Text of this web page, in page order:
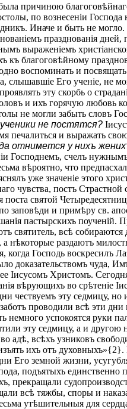
причиною
по вознесеніи
Иначе и быть не
празднованія
выраженіемъ
къ благоговѣйному
воспоминать и
слышавшіе Его ученіе, не
эту скорбь о
и ихъ горячую
не могли забыть словъ
не постятся?
и выражать
отнимется у нихъ
Господнемъ, счелъ
вѣроятно, что
уже значеніе этого
чувства, постъ
святой
заповѣди и примѣру св.
пастырскихъ
святитель, всѣ
нѣкоторые раздаютъ
когда Господь
доказательствомъ чуда,
Іисусомъ Христомъ.
вѣрующихъ во
чествуемъ эту седмицу,
проводили всѣ эти
немного успокоятся руки
эту седмицу, а и
всѣхъ узниковъ
ихъ отъ
Его земной жизни,
подъятыхъ
прекращали
всѣ тяжбы, споры и
утѣшительныя для